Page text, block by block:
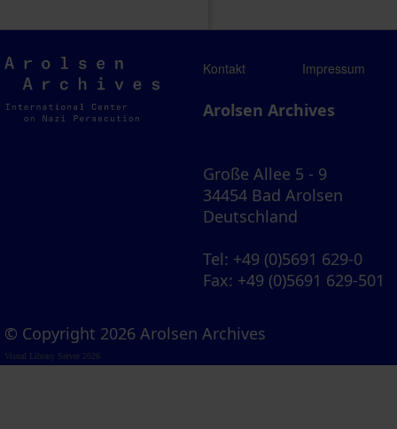
Arolsen
Archives
Kontakt Impressum
Arolsen Archives
Große Allee 5 - 9
34454 Bad Arolsen
Deutschland
Tel: +49 (0)5691 629-0
Fax: +49 (0)5691 629-501
© Copyright 2026 Arolsen Archives
Visual Library Server 2026